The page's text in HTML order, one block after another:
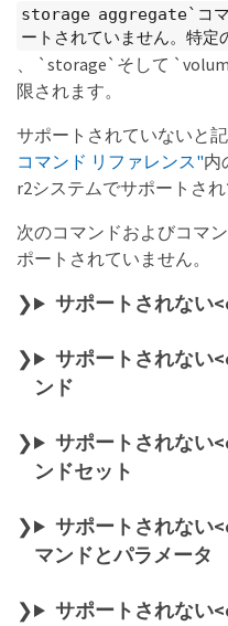
storage aggregate`コマ
ートされていません。特
、 `storage`そして
限されます。
サポートされていないと
コマンド リファレンス"内
r2システムでサポートされ
次のコマンドおよびコマ
ポートされていません。
サポートされない
サポートされない
ンド
サポートされない
ンドセット
サポートされない
マンドとパラメータ
サポートされない